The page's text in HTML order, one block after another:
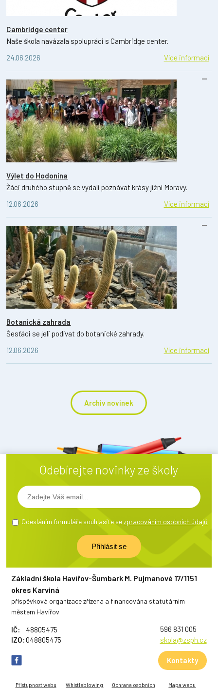
Cambridge center
Naše škola navázala spolupráci s Cambridge center.
24.06.2026
Více informací
Výlet do Hodonína
Žáci druhého stupně se vydali poznávat krásy jižní Moravy.
12.06.2026
Více informací
Botanická zahrada
Šesťáci se jeli podívat do botanické zahrady.
12.06.2026
Více informací
Archiv novinek
Odebírejte novinky ze školy
Odesláním formuláře souhlasíte sezpracováním osobních údajů
Základní škola Havířov-Šumbark M. Pujmanové 17/1151
okres Karviná
příspěvková organizace zřízena a financována statutárním
městem Havířov
IČ:
48805475
IZO:048805475
596 831 005
skola@zsph.cz
Kontakty
Přístupnost webu Whistleblowing Ochrana osobních Mapa webu